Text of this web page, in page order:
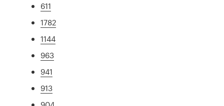
611
1782
1144
963
941
913